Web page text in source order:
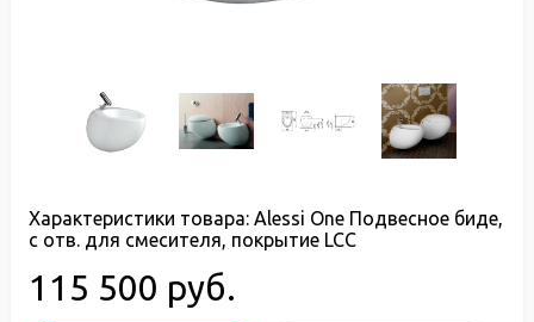
Характеристики товара: Alessi One Подвесное биде,
с отв. для смесителя, покрытие LCC
115 500 руб.